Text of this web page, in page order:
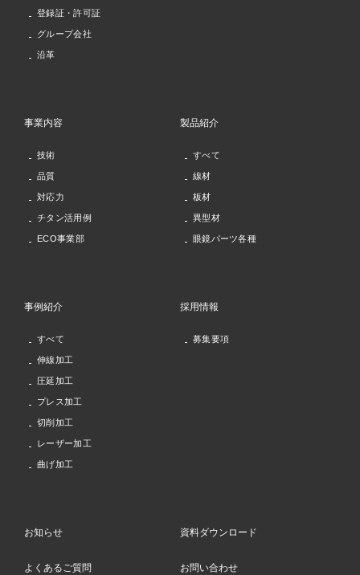
登録証・許可証
グループ会社
沿革
事業内容
技術
品質
対応力
チタン活用例
ECO事業部
製品紹介
すべて
線材
板材
異型材
眼鏡パーツ各種
事例紹介
すべて
伸線加工
圧延加工
プレス加工
切削加工
レーザー加工
曲げ加工
採用情報
募集要項
お知らせ
よくあるご質問
資料ダウンロード
お問い合わせ